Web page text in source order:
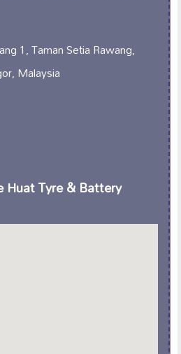
1, Taman Setia Rawang,
Malaysia
Huat Tyre & Battery